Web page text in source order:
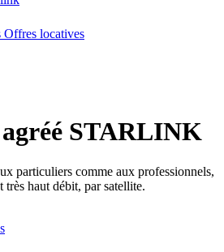
Offres locatives
STARLINK
particuliers comme aux professionnels,
haut débit, par satellite.